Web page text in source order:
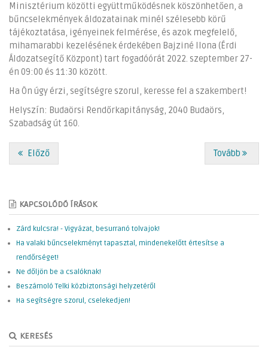
Minisztérium közötti együttműködésnek köszönhetően, a
bűncselekmények áldozatainak minél szélesebb körű
tájékoztatása, igényeinek felmérése, és azok megfelelő,
mihamarabbi kezelésének érdekében Bajziné Ilona (Érdi
Áldozatsegítő Központ) tart fogadóórát 2022. szeptember 27-
én 09:00 és 11:30 között.
Ha Ön úgy érzi, segítségre szorul, keresse fel a szakembert!
Helyszín: Budaörsi Rendőrkapitányság, 2040 Budaörs,
Szabadság út 160.
Előző Tovább
KAPCSOLÓDÓ ÍRÁSOK
Zárd kulcsra! - Vigyázat, besurranó tolvajok!
Ha valaki bűncselekményt tapasztal, mindenekelőtt értesítse a
rendőrséget!
Ne dőljön be a csalóknak!
Beszámoló Telki közbiztonsági helyzetéről
Ha segítségre szorul, cselekedjen!
KERESÉS